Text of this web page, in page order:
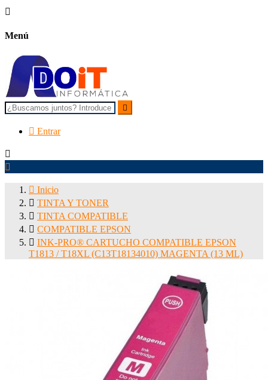

Menú

 Entrar


 Inicio
 TINTA Y TONER
 TINTA COMPATIBLE
 COMPATIBLE EPSON
 INK-PRO® CARTUCHO COMPATIBLE EPSON
T1813 / T18XL (C13T18134010) MAGENTA (13 ML)